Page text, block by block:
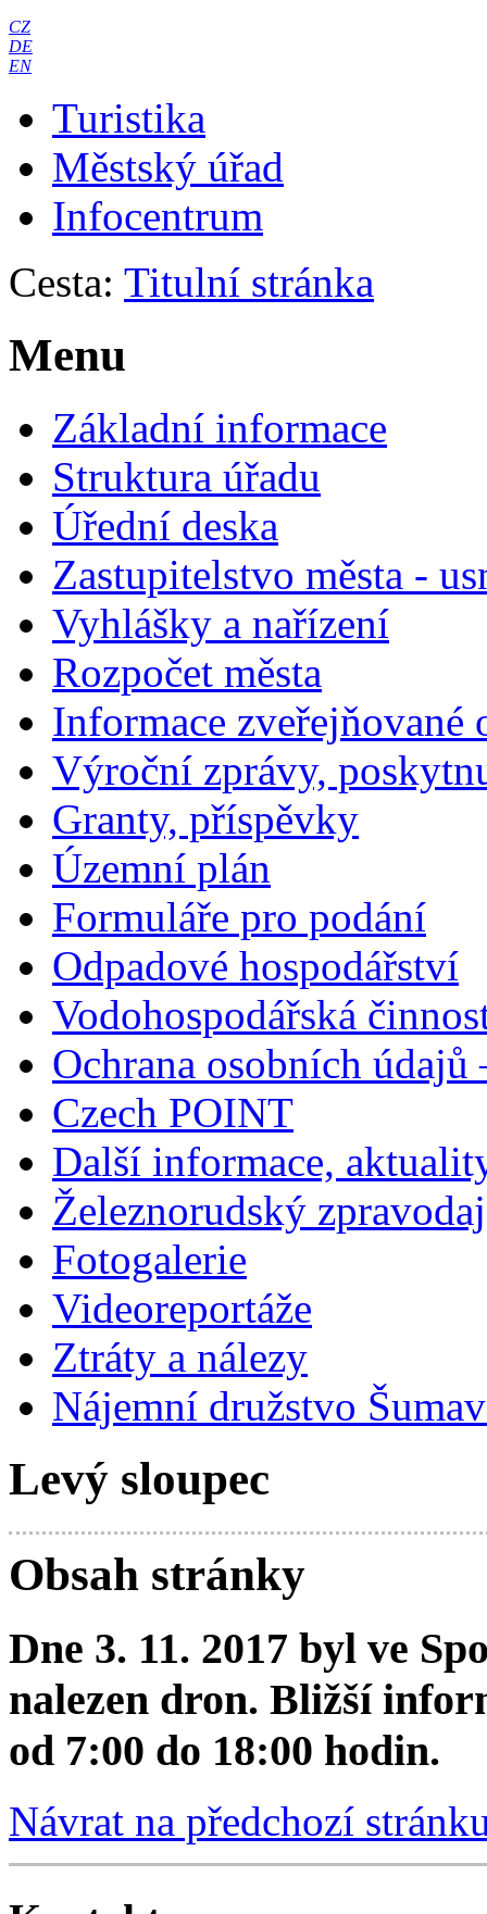
CZ
DE
EN
Turistika
Městský úřad
Infocentrum
Cesta: Titulní stránka
Menu
Základní informace
Struktura úřadu
Úřední deska
Zastupitelstvo města -
Vyhlášky a nařízení
Rozpočet města
Informace zveřejňované
Výroční zprávy,
Granty, příspěvky
Územní plán
Formuláře pro podání
Odpadové hospodářství
Vodohospodářská
Ochrana osobních údajů
Czech POINT
Další informace,
Železnorudský zpravodaj
Fotogalerie
Videoreportáže
Ztráty a nálezy
Nájemní družstvo
Levý sloupec
Obsah stránky
Dne 3. 11. 2017 byl ve
nalezen dron. Bližší
od 7:00 do 18:00 hodin.
Návrat na předchozí